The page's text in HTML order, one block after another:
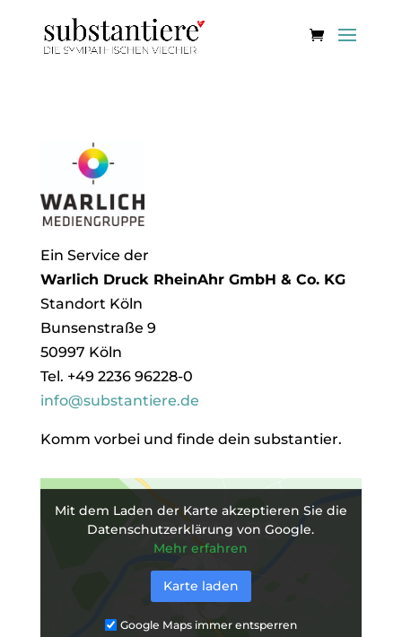
Ein Service der
Warlich Druck RheinAhr GmbH & Co. KG
Standort Köln
Bunsenstraße 9
50997 Köln
Tel. +49 2236 96228-0
info@substantiere.de
Komm vorbei und finde dein substantier.
Mit dem Laden der Karte akzeptieren Sie die
Datenschutzerklärung von Google.
Mehr erfahren
Karte laden
Google Maps immer entsperren